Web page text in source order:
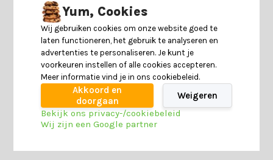
Loungesethoes L-vorm
330x255x100x70cm links
10% extra korting
1.197,96 1.208,95
Toevoegen aan winkelwagen
Yum, Cookies
Wij gebruiken cookies om onze website goed te
laten functioneren, het gebruik te analyseren en
advertenties te personaliseren. Je kunt je
voorkeuren instellen of alle cookies accepteren.
Meer informatie vind je in ons cookiebeleid.
Akkoord en
doorgaan
Weigeren
Bekijk ons privacy-/cookiebeleid
Wij zijn een Google partner